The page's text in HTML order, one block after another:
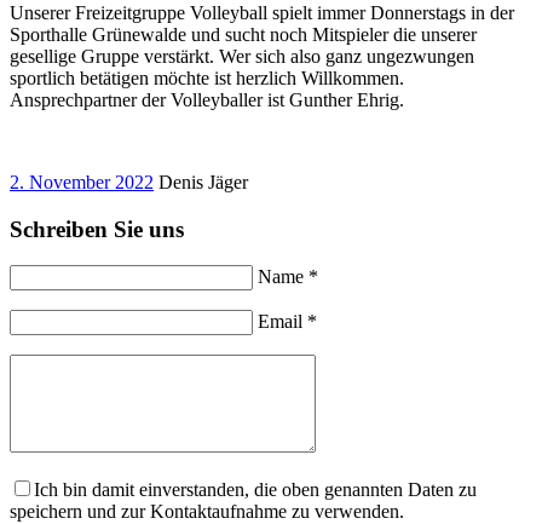
Unserer Freizeitgruppe Volleyball spielt immer Donnerstags in der
Sporthalle Grünewalde und sucht noch Mitspieler die unserer
gesellige Gruppe verstärkt. Wer sich also ganz ungezwungen
sportlich betätigen möchte ist herzlich Willkommen.
Ansprechpartner der Volleyballer ist Gunther Ehrig.
2. November 2022 Denis Jäger
Schreiben Sie uns
Name *
Email *
Ich bin damit einverstanden, die oben genannten Daten zu
speichern und zur Kontaktaufnahme zu verwenden.